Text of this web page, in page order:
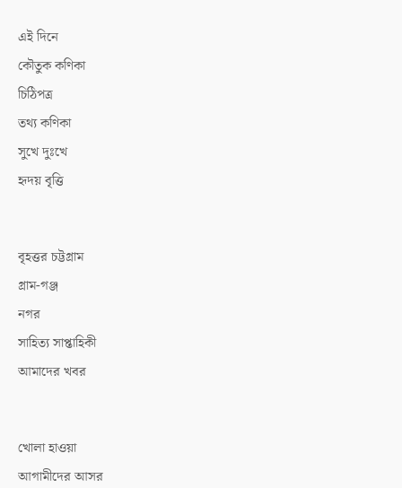
এই দিনে
কৌতুক কণিকা
চিঠিপত্র
তথ্য কণিকা
সুখে দুঃখে
হৃদয় বৃত্তি
বৃহত্তর চট্টগ্রাম
গ্রাম-গঞ্জ
নগর
সাহিত্য সাপ্তাহিকী
আমাদের খবর
খোলা হাওয়া
আগামীদের আসর